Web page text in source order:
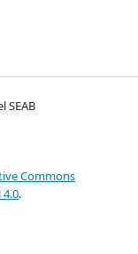
SEAB
Commons
.